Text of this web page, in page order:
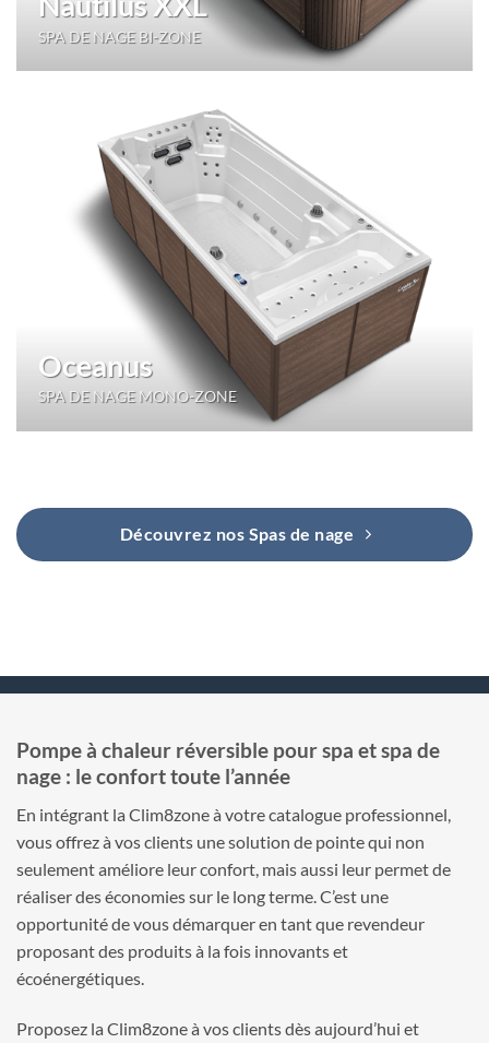
SPA DE NAGE BI-ZONE
Oceanus
SPA DE NAGE MONO-ZONE
Découvrez nos Spas de nage
Pompe à chaleur réversible pour spa et spa de
nage : le confort toute l’année
En intégrant la Clim8zone à votre catalogue professionnel,
vous offrez à vos clients une solution de pointe qui non
seulement améliore leur confort, mais aussi leur permet de
réaliser des économies sur le long terme. C’est une
opportunité de vous démarquer en tant que revendeur
proposant des produits à la fois innovants et
écoénergétiques.
Proposez la Clim8zone à vos clients dès aujourd’hui et